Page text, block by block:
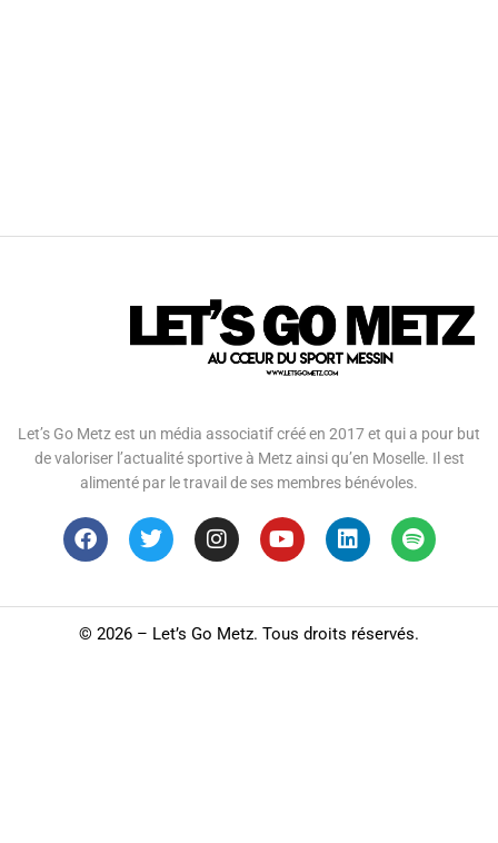
Let’s Go Metz est un média associatif créé en 2017 et qui a pour but
de valoriser l’actualité sportive à Metz ainsi qu’en Moselle. Il est
alimenté par le travail de ses membres bénévoles.
© 2026 – Let’s Go Metz. Tous droits réservés.